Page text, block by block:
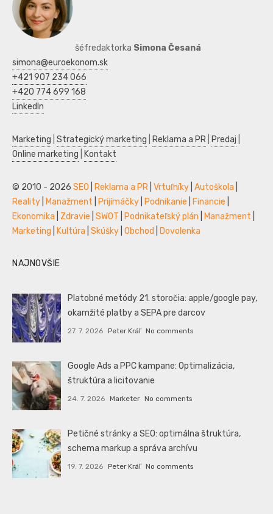
šéfredaktorka Simona Česaná
simona@euroekonom.sk
+421 907 234 066
+420 774 699 168
LinkedIn
Marketing Strategický marketing Reklama a PR Predaj
Online marketing
Kontakt
© 2010 - 2026 SEO Reklama a PR Vrtuľníky Autoškola
Reality
Manažment Prijímáčky Podnikanie Financie
Ekonomika
Zdravie SWOT Podnikateľský plán Manažment
Marketing
Kultúra Skúšky Obchod Dovolenka
NAJNOVŠIE
Platobné metódy 21. storočia: apple/google pay,
okamžité platby a SEPA pre darcov
27. 7. 2026 Peter Kráľ No comments
Google Ads a PPC kampane: Optimalizácia,
štruktúra a licitovanie
24. 7. 2026 Marketer No comments
Petičné stránky a SEO: optimálna štruktúra,
schema markup a správa archívu
19. 7. 2026 Peter Kráľ No comments